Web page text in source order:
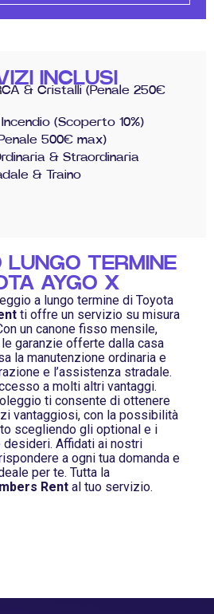
INCLUSI
& Cristalli (Penale 250€
(Scoperto 10%)
500€ max)
& Straordinaria
& Traino
LUNGO TERMINE
AYGO X
a lungo termine di Toyota
ti offre un servizio su misura
un canone fisso mensile,
garanzie offerte dalla casa
la manutenzione ordinaria e
e l’assistenza stradale.
a molti altri vantaggi.
ti consente di ottenere
vantaggiosi, con la possibilità
scegliendo gli optional e i
Affidati ai nostri
a ogni tua domanda e
per te. Tutta la
Rent al tuo servizio.